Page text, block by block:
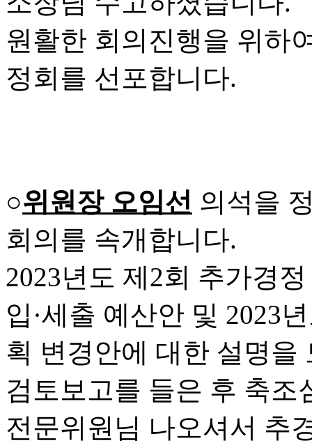
원활한 회의진행을 위하
정회를 선포합니다.
○위원장 오임선 의석을
회의를 속개합니다.
2023년도 제2회 추가경
입·세출 예산안 및 2023
획 변경안에 대한 설명을
검토보고를 들은 후 축조
전문위원님 나오셔서 추